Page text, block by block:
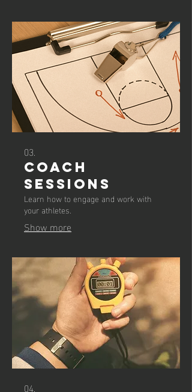
03.
COACH
SESSIONS
Learn how to engage and work with
your athletes.
Show more
04.